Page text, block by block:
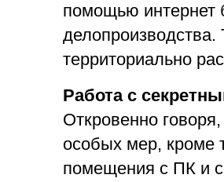
помощью интернет
делопроизводства.
территориально
Работа с
Откровенно
особых мер, кроме
помещения с ПК и